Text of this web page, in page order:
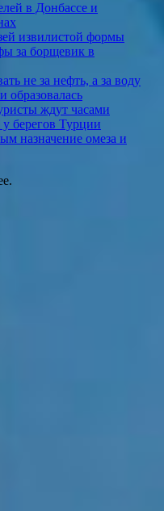
в Донбассе и
извилистой формы
за борщевик в
не за нефть, а за воду
образовалась
ждут часами
берегов Турции
назначение омеза и